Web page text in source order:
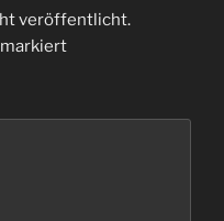
veröffentlicht.
markiert